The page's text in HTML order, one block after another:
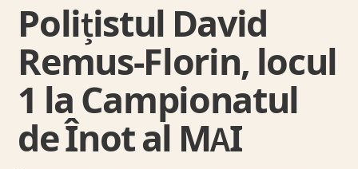
Polițistul David
Remus-Florin, locul
1 la Campionatul
de Înot al MAI